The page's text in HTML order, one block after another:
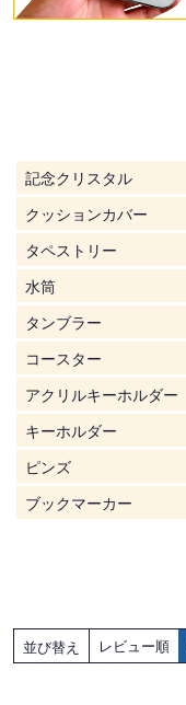
記念クリスタル
クッションカバー
タペストリー
水筒
タンブラー
コースター
アクリルキーホルダー
キーホルダー
ピンズ
ブックマーカー
並び替え レビュー順